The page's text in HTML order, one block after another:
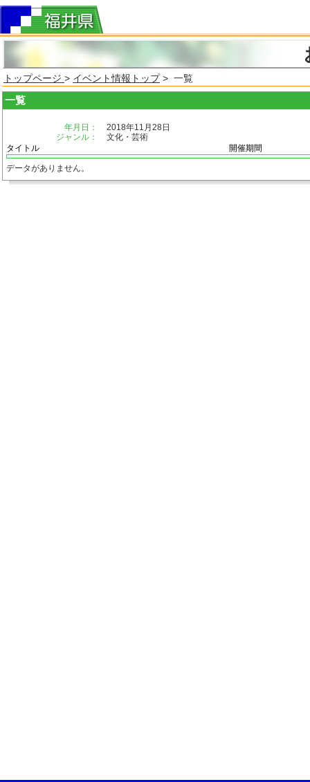
トップページ > イベント情報トップ> 一覧
一覧
年月日：
2018年11月28日
ジャンル：
文化・芸術
タイトル
開催期間
データがありません。